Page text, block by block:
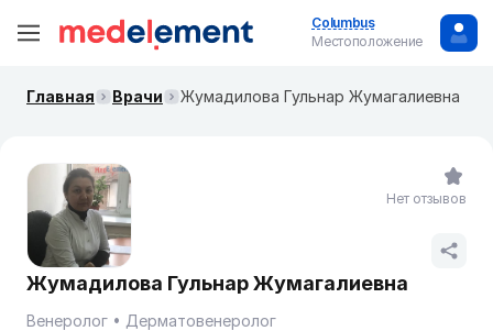
Columbus
Местоположение
Главная Врачи Жумадилова Гульнар Жумагалиевна
Жумадилова Гульнар Жумагалиевна
Венеролог
Дерматовенеролог
Нет отзывов